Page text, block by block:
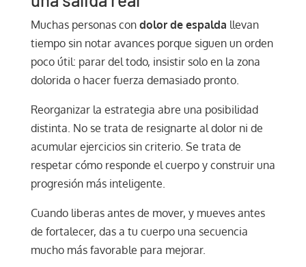
Muchas personas con dolor de espalda llevan
tiempo sin notar avances porque siguen un orden
poco útil: parar del todo, insistir solo en la zona
dolorida o hacer fuerza demasiado pronto.
Reorganizar la estrategia abre una posibilidad
distinta. No se trata de resignarte al dolor ni de
acumular ejercicios sin criterio. Se trata de
respetar cómo responde el cuerpo y construir una
progresión más inteligente.
Cuando liberas antes de mover, y mueves antes
de fortalecer, das a tu cuerpo una secuencia
mucho más favorable para mejorar.